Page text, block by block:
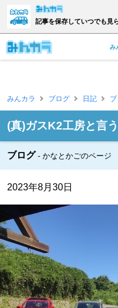
記事を保存していつでも見
み
みんカラ ブログ 日記
(真)ガスK2工房と言
ブログ かなとかごのページ
2023年8月30日